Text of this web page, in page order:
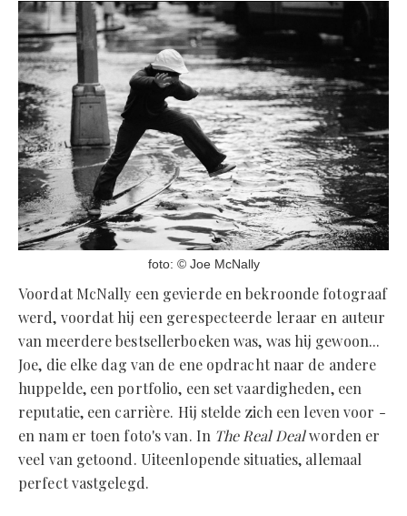
foto: © Joe McNally
Voordat McNally een gevierde en bekroonde fotograaf
werd, voordat hij een gerespecteerde leraar en auteur
van meerdere bestsellerboeken was, was hij gewoon...
Joe, die elke dag van de ene opdracht naar de andere
huppelde, een portfolio, een set vaardigheden, een
reputatie, een carrière. Hij stelde zich een leven voor -
en nam er toen foto's van. In The Real Dealworden er
veel van getoond. Uiteenlopende situaties, allemaal
perfect vastgelegd.